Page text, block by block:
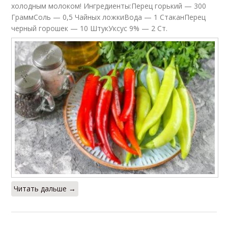
холодным молоком! Ингредиенты:Перец горький — 300
ГраммСоль — 0,5 Чайных ложкиВода — 1 СтаканПерец
черный горошек — 10 ШтукУксус 9% — 2 Ст.
Читать дальше →